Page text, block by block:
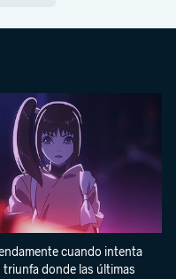
cuando intenta
donde las últimas